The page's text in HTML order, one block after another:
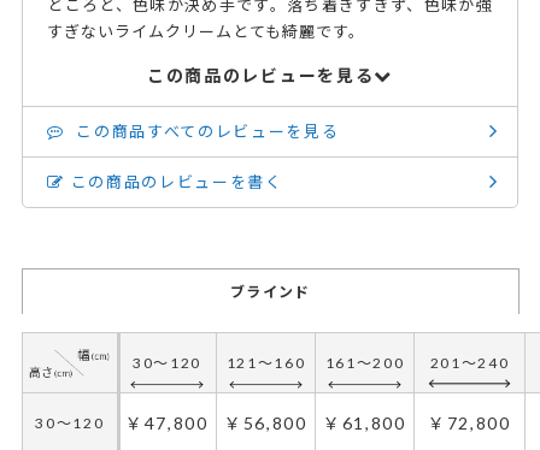
ところと、色味が決め手です。落ち着きすぎず、色味が強
すぎないライムクリームとても綺麗です。
この商品のレビューを見る
この商品すべてのレビューを見る
この商品のレビューを書く
ブラインド
30～120 121～160 161～200 201～240
30～120 ￥47,800 ￥56,800 ￥61,800 ￥72,800